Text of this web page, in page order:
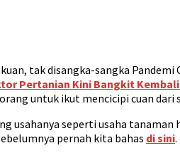
tak disangka-sangka
Pertanian Kini Bangkit
untuk ikut mencicipi cuan dari
usahanya seperti usaha tanaman
pernah kita bahas di sini.